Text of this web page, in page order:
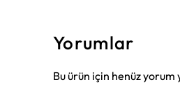
Yorumlar
Bu ürün için henüz yorum